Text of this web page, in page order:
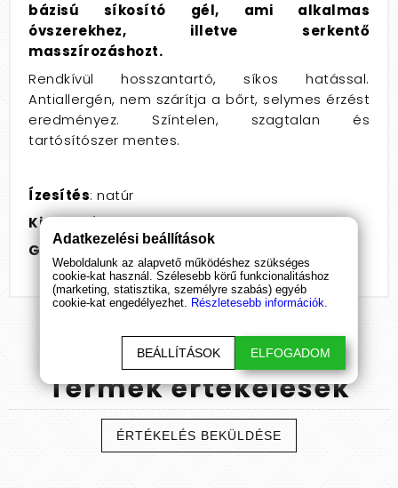
bázisú síkosító gél, ami alkalmas
óvszerekhez, illetve serkentő
masszírozáshozt.
Rendkívül hosszantartó, síkos hatással.
Antiallergén, nem szárítja a bőrt, selymes érzést
eredményez. Színtelen, szagtalan és
tartósítószer mentes.
Ízesítés: natúr
Kiszerelés: 100ml
Gyártó
Termékértékelések
ÉRTÉKELÉS BEKÜLDÉSE
Adatkezelési beállítások
Weboldalunk az alapvető működéshez szükséges
cookie-kat használ. Szélesebb körű funkcionalitáshoz
(marketing, statisztika, személyre szabás) egyéb
cookie-kat engedélyezhet. Részletesebb információk.
BEÁLLÍTÁSOK ELFOGADOM